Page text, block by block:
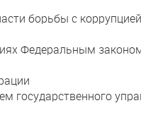
борьбы с
Федеральным
государственного